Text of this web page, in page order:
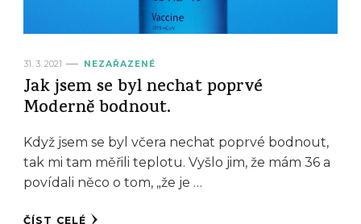
31. 3. 2021 NEZAŘAZENÉ
Jak jsem se byl nechat poprvé
Moderně bodnout.
Když jsem se byl včera nechat poprvé bodnout,
tak mi tam měřili teplotu. Vyšlo jim, že mám 36 a
povídali něco o tom, „že je …
ČÍST CELÉ